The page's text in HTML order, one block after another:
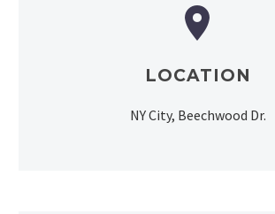


LOCATION
NY City, Beechwood Dr.